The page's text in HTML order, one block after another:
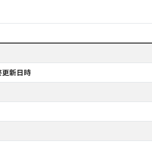
更新日時